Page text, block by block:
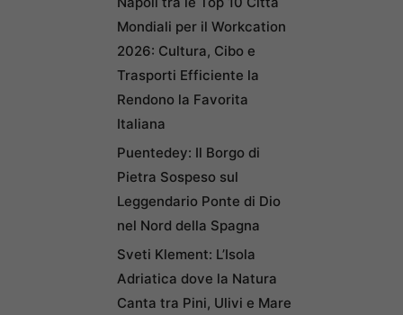
Mondiali per il Workcation
2026: Cultura, Cibo e
Trasporti Efficiente la
Rendono la Favorita
Italiana
Puentedey: Il Borgo di
Pietra Sospeso sul
Leggendario Ponte di Dio
nel Nord della Spagna
Sveti Klement: L’Isola
Adriatica dove la Natura
Canta tra Pini, Ulivi e Mare